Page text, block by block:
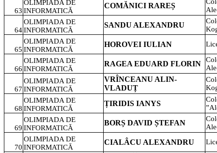
63
OLIMPIADA DE
INFORMATICĂ
COMĂNICI RAREȘ
64
OLIMPIADA DE
INFORMATICĂ
SANDU ALEXANDRU
65
OLIMPIADA DE
INFORMATICĂ
HOROVEI IULIAN
66
OLIMPIADA DE
INFORMATICĂ
RAGEA EDUARD FLORIN
67
OLIMPIADA DE
INFORMATICĂ
VRÎNCEANU ALIN-
VLADUȚ
68
OLIMPIADA DE
INFORMATICĂ
ȚIRIDIS IANYS
69
OLIMPIADA DE
INFORMATICĂ
BORȘ DAVID ȘTEFAN
70
OLIMPIADA DE
INFORMATICĂ
CIALÂCU ALEXANDRU